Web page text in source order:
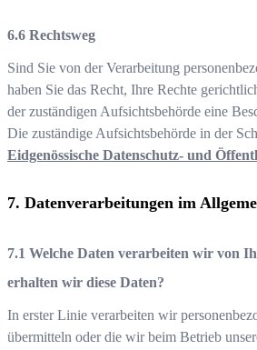
Rechtsweg
Sind Sie von der Verarbeitung
haben Sie das Recht, Ihre Rechte
der zuständigen Aufsichtsbehörde eine
Die zuständige Aufsichtsbehörde in der
Eidgenössische Datenschutz- und
Datenverarbeitungen im
Welche Daten verarbeiten wir von
erhalten wir diese Daten?
In erster Linie verarbeiten wir
übermitteln oder die wir beim Betrieb